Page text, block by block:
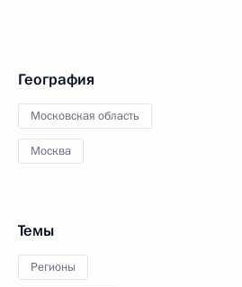
География
Московская область
Москва
Темы
Регионы